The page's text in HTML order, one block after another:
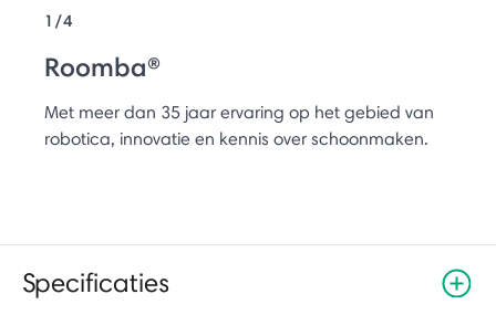
1/4
Roomba®
Met meer dan 35 jaar ervaring op het gebied van
robotica, innovatie en kennis over schoonmaken.
Specificaties